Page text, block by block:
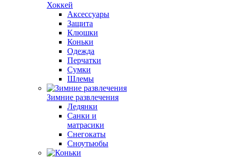
Хоккей
Аксессуары
Защита
Клюшки
Коньки
Одежда
Перчатки
Сумки
Шлемы
Зимние развлечения
Ледянки
Санки и
матрасики
Снегокаты
Сноутьюбы